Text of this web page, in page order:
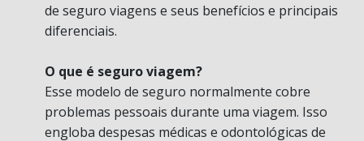
de seguro viagens e seus benefícios e principais
diferenciais.
O que é seguro viagem?
Esse modelo de seguro normalmente cobre
problemas pessoais durante uma viagem. Isso
engloba despesas médicas e odontológicas de